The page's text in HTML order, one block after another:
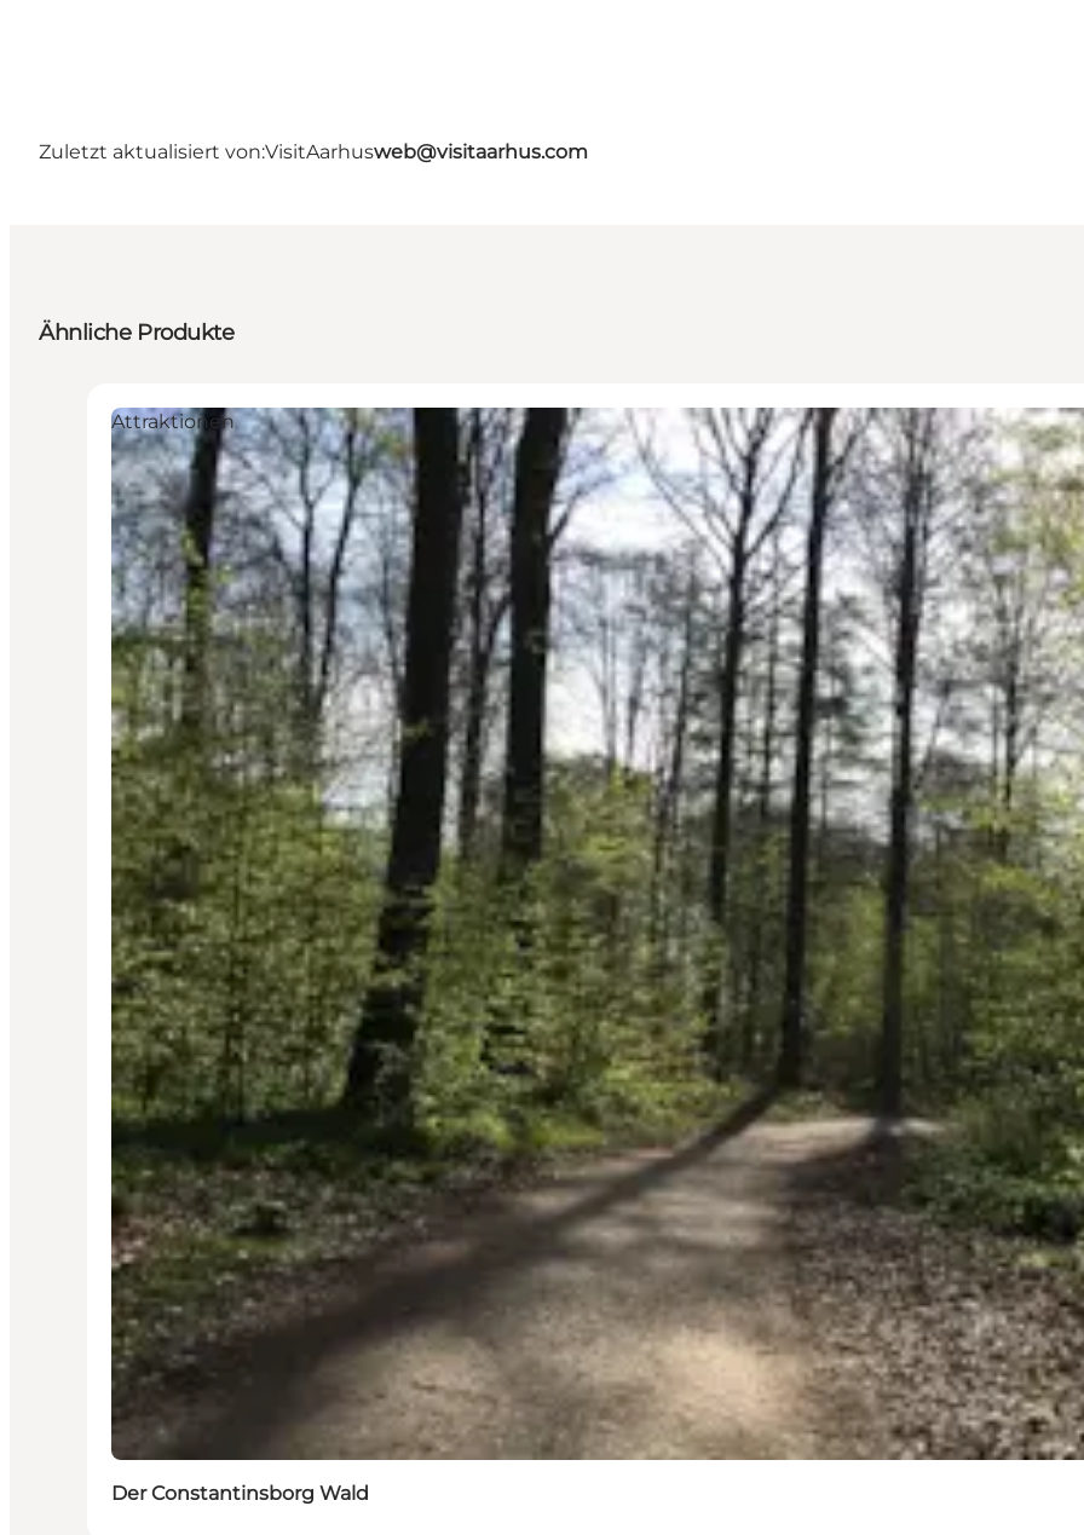
Zuletzt aktualisiert von:VisitAarhusweb@visitaarhus.com
Ähnliche Produkte
Attraktionen
Der Constantinsborg Wald